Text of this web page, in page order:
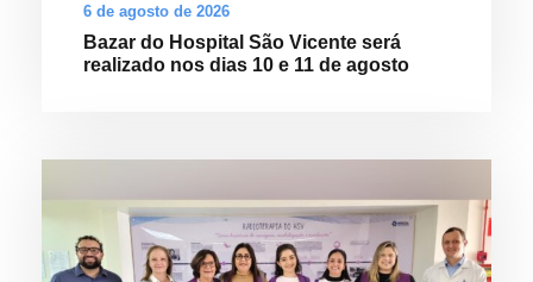
6 de agosto de 2026
Bazar do Hospital São Vicente será
realizado nos dias 10 e 11 de agosto